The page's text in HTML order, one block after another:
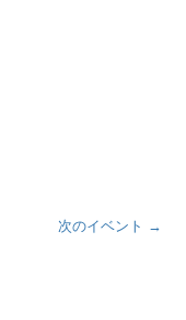
次のイベント →